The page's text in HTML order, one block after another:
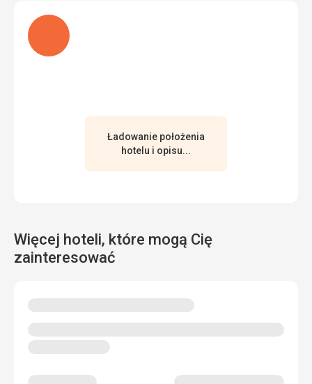
Ładuję
Ładowanie położenia
hotelu i opisu...
Więcej hoteli, które mogą Cię
zainteresować